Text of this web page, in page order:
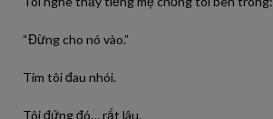
“Đừng cho nó vào.”
Tim tôi đau nhói.
Tôi đứng đó… rất lâu.